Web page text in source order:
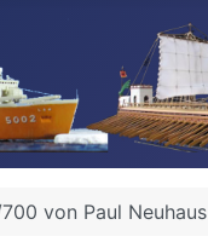
von Paul Neuhaus